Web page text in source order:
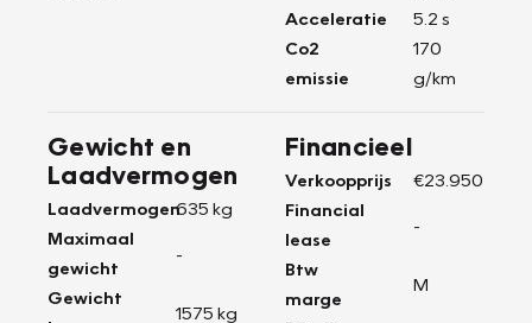
Acceleratie
5.2 s
Co2
emissie
170
g/km
Gewicht en
Laadvermogen
Laadvermogen635 kg
Maximaal
gewicht
-
Gewicht
1575 kg
Financieel
Verkoopprijs
€23.950
Financial
lease
-
Btw
marge
M